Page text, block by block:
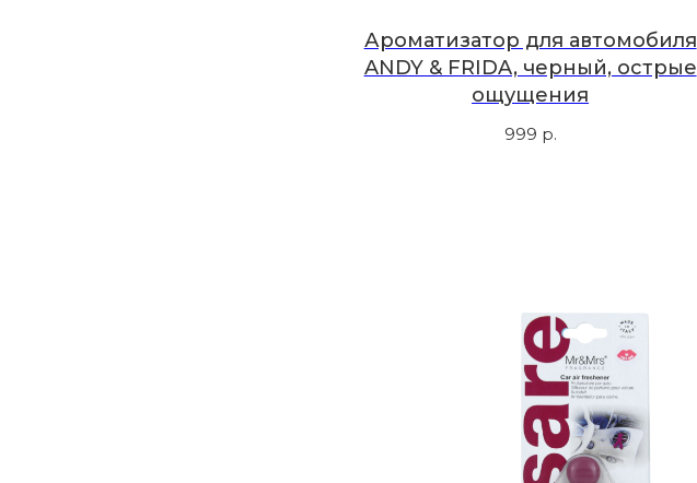
Ароматизатор для автомобиля
ANDY & FRIDA, черный, острые
ощущения
999 р.